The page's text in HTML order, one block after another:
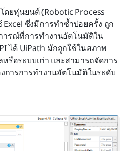
ยหุ่นยนต์ (Robotic Process
ซึ่งมีการทำซ้ำบ่อยครั้ง ถูก
รณ์ที่การทำงานอัตโนมัติใน
ได้ UiPath มักถูกใช้ในสภาพ
รือระบบเก่า และสามารถจัดการ
การการทำงานอัตโนมัติในระดับ